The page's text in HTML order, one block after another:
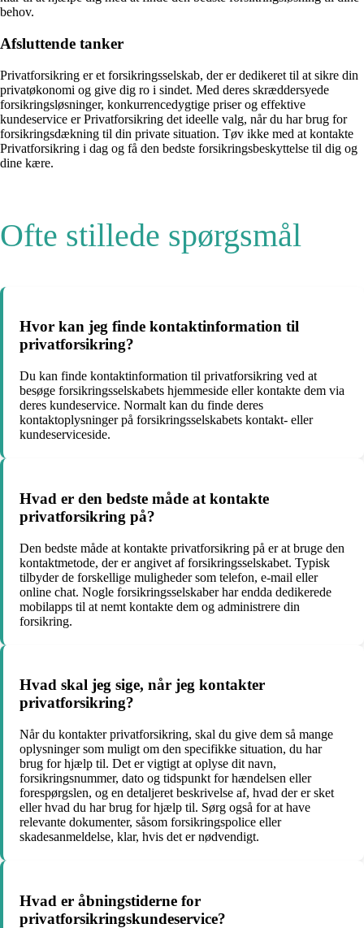
behov.
Afsluttende tanker
Privatforsikring er et forsikringsselskab, der er dedikeret til at sikre din
privatøkonomi og give dig ro i sindet. Med deres skræddersyede
forsikringsløsninger, konkurrencedygtige priser og effektive
kundeservice er Privatforsikring det ideelle valg, når du har brug for
forsikringsdækning til din private situation. Tøv ikke med at kontakte
Privatforsikring i dag og få den bedste forsikringsbeskyttelse til dig og
dine kære.
Ofte stillede spørgsmål
Hvor kan jeg finde kontaktinformation til
privatforsikring?
Du kan finde kontaktinformation til privatforsikring ved at
besøge forsikringsselskabets hjemmeside eller kontakte dem via
deres kundeservice. Normalt kan du finde deres
kontaktoplysninger på forsikringsselskabets kontakt- eller
kundeserviceside.
Hvad er den bedste måde at kontakte
privatforsikring på?
Den bedste måde at kontakte privatforsikring på er at bruge den
kontaktmetode, der er angivet af forsikringsselskabet. Typisk
tilbyder de forskellige muligheder som telefon, e-mail eller
online chat. Nogle forsikringsselskaber har endda dedikerede
mobilapps til at nemt kontakte dem og administrere din
forsikring.
Hvad skal jeg sige, når jeg kontakter
privatforsikring?
Når du kontakter privatforsikring, skal du give dem så mange
oplysninger som muligt om den specifikke situation, du har
brug for hjælp til. Det er vigtigt at oplyse dit navn,
forsikringsnummer, dato og tidspunkt for hændelsen eller
forespørgslen, og en detaljeret beskrivelse af, hvad der er sket
eller hvad du har brug for hjælp til. Sørg også for at have
relevante dokumenter, såsom forsikringspolice eller
skadesanmeldelse, klar, hvis det er nødvendigt.
Hvad er åbningstiderne for
privatforsikringskundeservice?